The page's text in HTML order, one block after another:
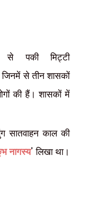
पकी मिट्टी
जिनमें से तीन शासकों
की हैं। शासकों में
सातवाहन काल की
नागस्य'लिखा था।